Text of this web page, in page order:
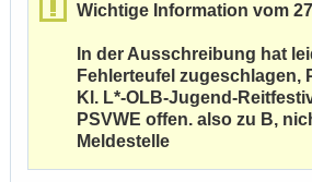
Wichtige Information vom
In der Ausschreibung hat
Fehlerteufel zugeschlagen,
Kl. L*-OLB-Jugend-
PSVWE offen. also zu B,
Meldestelle